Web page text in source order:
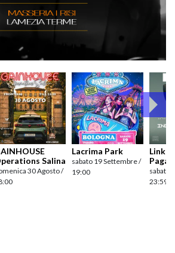
Salina
30 Agosto /
Lacrima Park
sabato 19 Settembre /
19:00
Link
sabato
23:59